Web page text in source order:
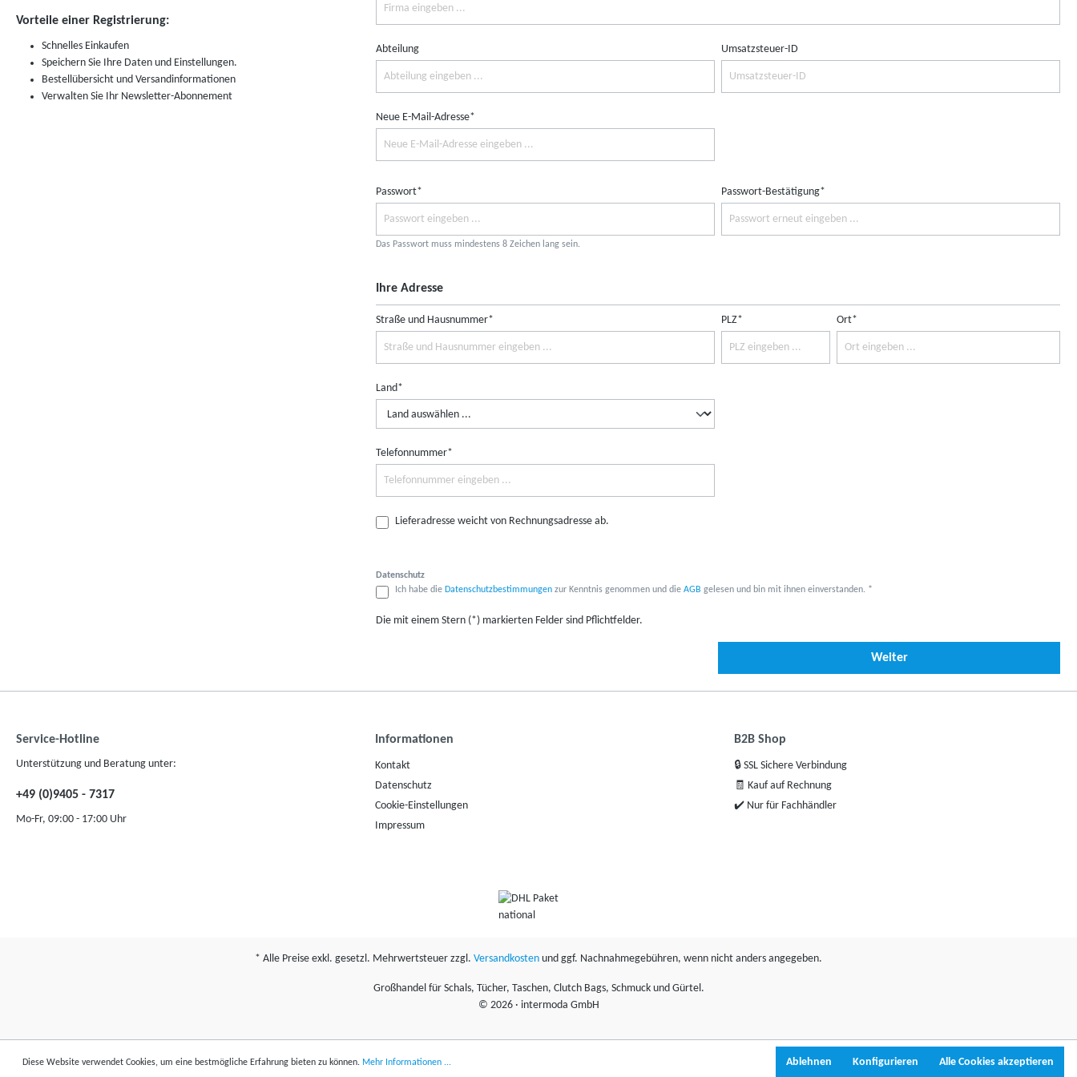
Vorteile einer Registrierung:
Schnelles Einkaufen
Speichern Sie Ihre Daten und Einstellungen.
Bestellübersicht und Versandinformationen
Verwalten Sie Ihr Newsletter-Abonnement
Abteilung Umsatzsteuer-ID
Neue E-Mail-Adresse*
Passwort*
Das Passwort muss mindestens 8 Zeichen lang sein.
Passwort-Bestätigung*
Ihre Adresse
Straße und Hausnummer* PLZ* Ort*
Land*
Telefonnummer*
Lieferadresse weicht von Rechnungsadresse ab.
Datenschutz
Ich habe die Datenschutzbestimmungen zur Kenntnis genommen und die AGB gelesen und bin mit ihnen einverstanden. *
Die mit einem Stern (*) markierten Felder sind Pflichtfelder.
Weiter
Service-Hotline
Unterstützung und Beratung unter:
+49 (0)9405 - 7317
Mo-Fr, 09:00 - 17:00 Uhr
Informationen
Kontakt
Datenschutz
Cookie-Einstellungen
Impressum
B2B Shop
🔒 SSL Sichere Verbindung
🧾 Kauf auf Rechnung
✔️ Nur für Fachhändler
* Alle Preise exkl. gesetzl. Mehrwertsteuer zzgl. Versandkosten und ggf. Nachnahmegebühren, wenn nicht anders angegeben.
Großhandel für Schals, Tücher, Taschen, Clutch Bags, Schmuck und Gürtel.
© 2026 · intermoda GmbH
Diese Website verwendet Cookies, um eine bestmögliche Erfahrung bieten zu können. Mehr Informationen ... Ablehnen Konfigurieren Alle Cookies akzeptieren